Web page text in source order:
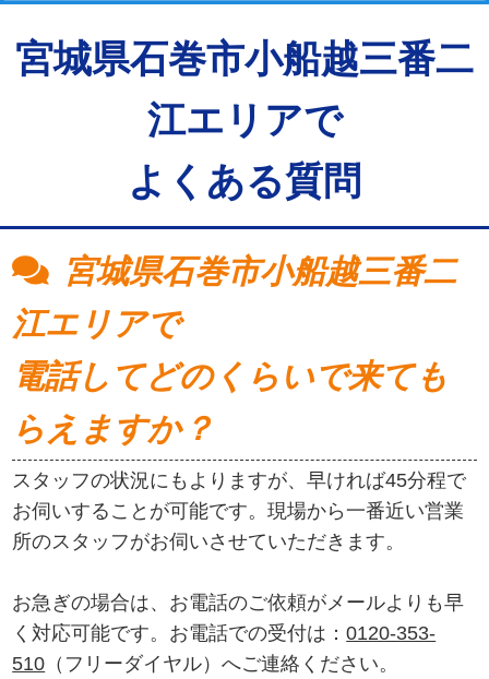
宮城県石巻市小船越三番二
江エリアで
よくある質問
宮城県石巻市小船越三番二
江エリアで
電話してどのくらいで来ても
らえますか？
スタッフの状況にもよりますが、早ければ45分程で
お伺いすることが可能です。現場から一番近い営業
所のスタッフがお伺いさせていただきます。
お急ぎの場合は、お電話のご依頼がメールよりも早
く対応可能です。お電話での受付は：0120-353-
510 （フリーダイヤル）へご連絡ください。